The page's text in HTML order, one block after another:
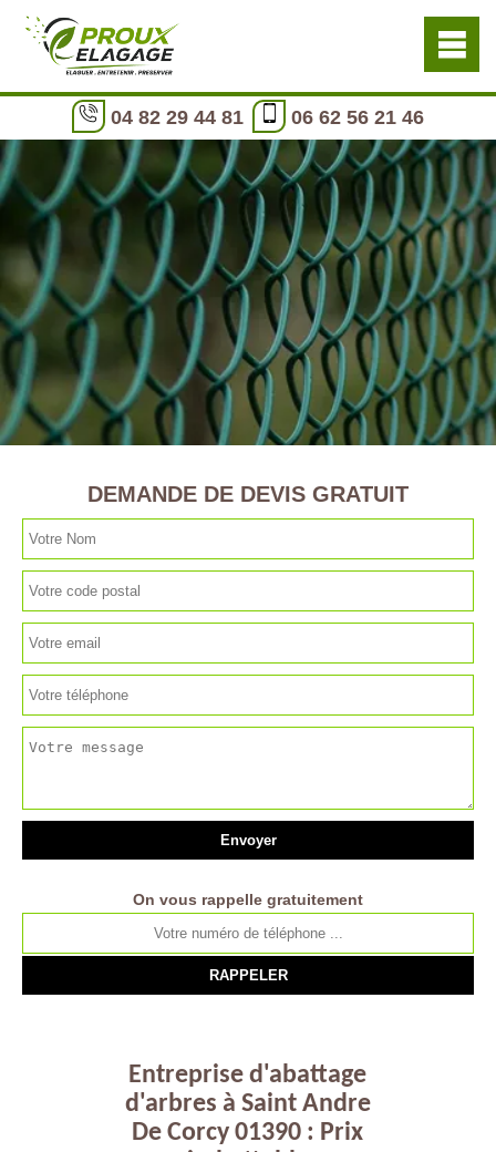
04 82 29 44 81 06 62 56 21 46
DEMANDE DE DEVIS GRATUIT
On vous rappelle gratuitement
Entreprise d'abattage
d'arbres à Saint Andre
De Corcy 01390 : Prix